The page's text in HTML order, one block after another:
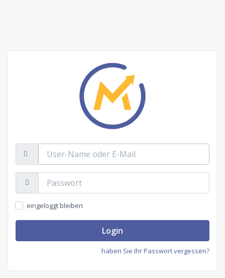
Name
oder
E-
Mail
eingeloggt bleiben
Login
haben Sie Ihr Passwort vergessen?